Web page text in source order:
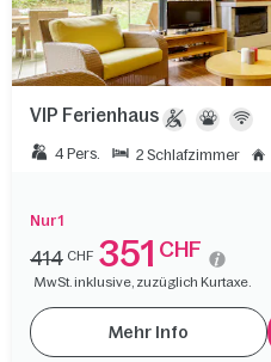
VIP Ferienhaus
4 Pers. 2 Schlafzimmer
Nur 1
414 CHF 351 CHF
MwSt. inklusive, zuzüglich Kurtaxe.
Mehr Info